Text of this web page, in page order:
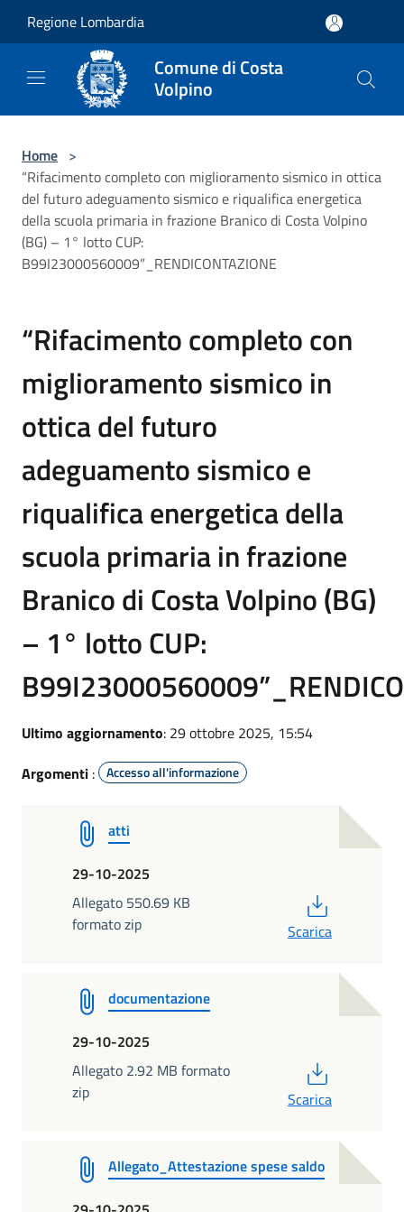
Regione Lombardia
Comune di Costa
Volpino
Home >
“Rifacimento completo con miglioramento sismico in ottica
del futuro adeguamento sismico e riqualifica energetica
della scuola primaria in frazione Branico di Costa Volpino
(BG) – 1° lotto CUP:
B99I23000560009”_RENDICONTAZIONE
“Rifacimento completo con
miglioramento sismico in
ottica del futuro
adeguamento sismico e
riqualifica energetica della
scuola primaria in frazione
Branico di Costa Volpino (BG)
– 1° lotto CUP:
Ultimo aggiornamento: 29 ottobre 2025, 15:54
Argomenti : Accesso all'informazione
atti
29-10-2025
Allegato 550.69 KB
formato zip
Scarica
documentazione
29-10-2025
Allegato 2.92 MB formato
zip
Scarica
Allegato_Attestazione spese saldo